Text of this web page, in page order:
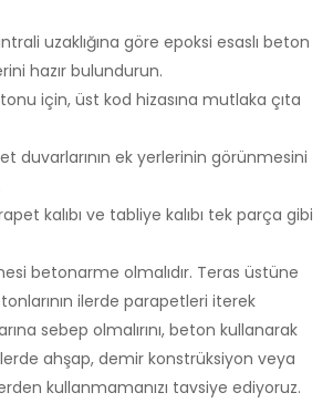
uzaklığına göre epoksi esaslı beton
hazır bulundurun.
için, üst kod hizasına mutlaka çıta
duvarlarının ek yerlerinin görünmesini
kalıbı ve tabliye kalıbı tek parça gibi
betonarme olmalıdır. Teras üstüne
ilerde parapetleri iterek
sebep olmalırını, beton kullanarak
ahşap, demir konstrüksiyon veya
kullanmamanızı tavsiye ediyoruz.